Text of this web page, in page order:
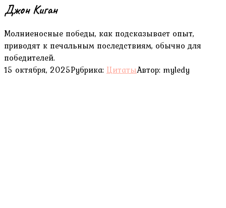
Джон Киган
Молниеносные победы, как подсказывает опыт,
приводят к печальным последствиям, обычно для
победителей.
15 октября, 2025Рубрика: ЦитатыАвтор: myledy